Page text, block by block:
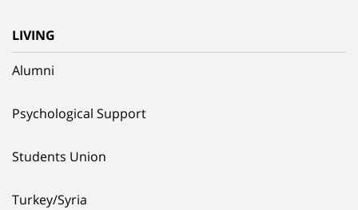
LIVING
Alumni
Psychological Support
Students Union
Turkey/Syria